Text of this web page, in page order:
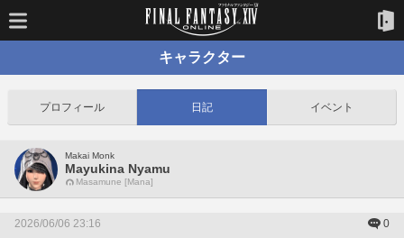
キャラクター
プロフィール 日記 イベント
Makai Monk
Mayukina Nyamu
Masamune [Mana]
2026/06/06 23:16 0